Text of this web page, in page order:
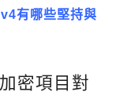
有哪些堅持與
密項目對